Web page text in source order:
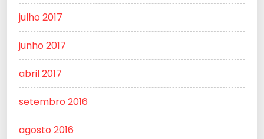
julho 2017
junho 2017
abril 2017
setembro 2016
agosto 2016